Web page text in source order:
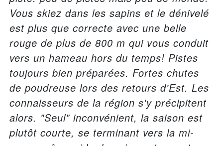
Vous skiez dans les sapins et le dénivelé
est plus que correcte avec une belle
rouge de plus de 800 m qui vous conduit
vers un hameau hors du temps! Pistes
toujours bien préparées. Fortes chutes
de poudreuse lors des retours d'Est. Les
connaisseurs de la région s'y précipitent
alors. "Seul" inconvénient, la saison est
plutôt courte, se terminant vers la mi-